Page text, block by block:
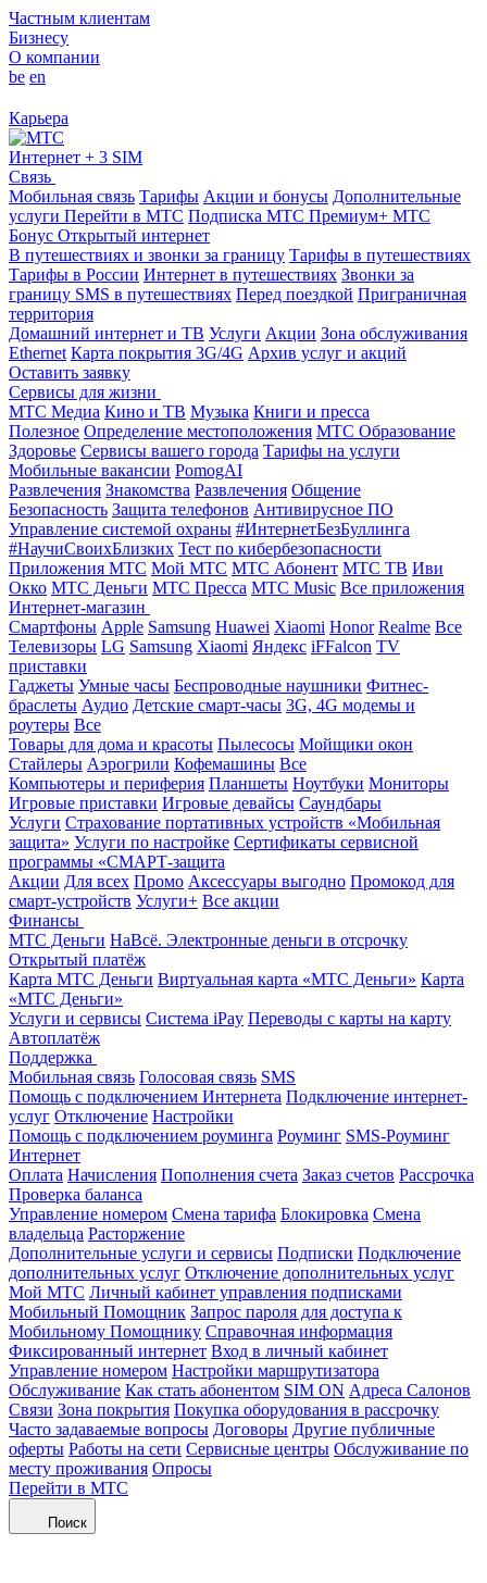
Частным клиентам
Бизнесу
О компании
be en
Карьера
Интернет + 3 SIM
Связь
Мобильная связь Тарифы Акции и бонусы Дополнительные
услуги Перейти в МТС Подписка МТС Премиум+ МТС
Бонус Открытый интернет
В путешествиях и звонки за границу Тарифы в путешествиях
Тарифы в России Интернет в путешествиях Звонки за
границу SMS в путешествиях Перед поездкой Приграничная
территория
Домашний интернет и ТВ Услуги Акции Зона обслуживания
Ethernet Карта покрытия 3G/4G Архив услуг и акций
Оставить заявку
Сервисы для жизни
МТС Медиа Кино и ТВ Музыка Книги и пресса
Полезное Определение местоположения МТС Образование
Здоровье Сервисы вашего города Тарифы на услуги
Мобильные вакансии PomogAI
Развлечения Знакомства Развлечения Общение
Безопасность Защита телефонов Антивирусное ПО
Управление системой охраны #ИнтернетБезБуллинга
#НаучиСвоихБлизких Тест по кибербезопасности
Приложения МТС Мой МТС МТС Абонент МТС ТВ Иви
Окко МТС Деньги МТС Пресса МТС Music Все приложения
Интернет-магазин
Смартфоны Apple Samsung Huawei Xiaomi Honor Realme Все
Телевизоры LG Samsung Xiaomi Яндекс iFFalcon TV
приставки
Гаджеты Умные часы Беспроводные наушники Фитнес-
браслеты Аудио Детские смарт-часы 3G, 4G модемы и
роутеры Все
Товары для дома и красоты Пылесосы Мойщики окон
Стайлеры Аэрогрили Кофемашины Все
Компьютеры и периферия Планшеты Ноутбуки Мониторы
Игровые приставки Игровые девайсы Саундбары
Услуги Страхование портативных устройств «Мобильная
защита» Услуги по настройке Сертификаты сервисной
программы «СМАРТ-защита
Акции Для всех Промо Аксессуары выгодно Промокод для
смарт-устройств Услуги+ Все акции
Финансы
МТС Деньги НаВсё. Электронные деньги в отсрочку
Открытый платёж
Карта МТС Деньги Виртуальная карта «МТС Деньги» Карта
«МТС Деньги»
Услуги и сервисы Система iPay Переводы с карты на карту
Автоплатёж
Поддержка
Мобильная связь Голосовая связь SMS
Помощь с подключением Интернета Подключение интернет-
услуг Отключение Настройки
Помощь с подключением роуминга Роуминг SMS-Роуминг
Интернет
Оплата Начисления Пополнения счета Заказ счетов Рассрочка
Проверка баланса
Управление номером Смена тарифа Блокировка Смена
владельца Расторжение
Дополнительные услуги и сервисы Подписки Подключение
дополнительных услуг Отключение дополнительных услуг
Мой МТС Личный кабинет управления подписками
Мобильный Помощник Запрос пароля для доступа к
Мобильному Помощнику Справочная информация
Фиксированный интернет Вход в личный кабинет
Управление номером Настройки маршрутизатора
Обслуживание Как стать абонентом SIM ON Адреса Салонов
Связи Зона покрытия Покупка оборудования в рассрочку
Часто задаваемые вопросы Договоры Другие публичные
оферты Работы на сети Сервисные центры Обслуживание по
месту проживания Опросы
Перейти в МТС
Поиск